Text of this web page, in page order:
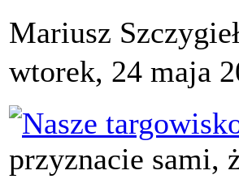
Mariusz
wtorek, 24 maja
przyznacie sami,